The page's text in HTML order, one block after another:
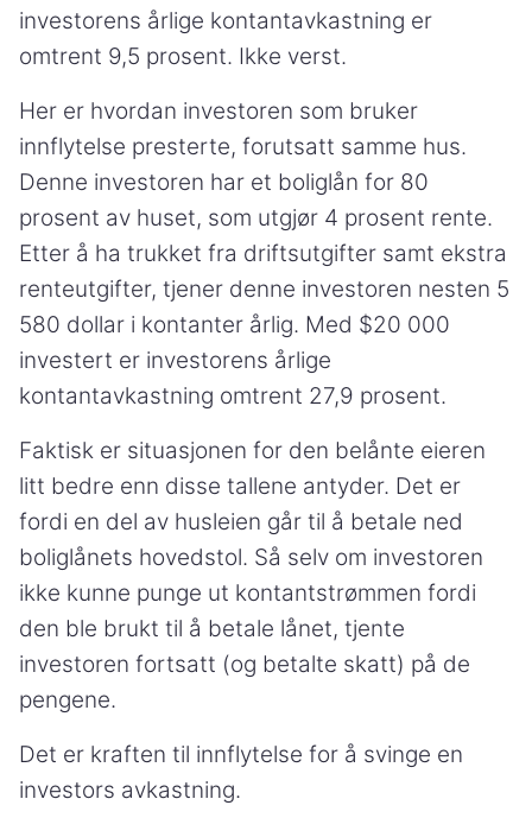
investorens årlige kontantavkastning er
omtrent 9,5 prosent. Ikke verst.
Her er hvordan investoren som bruker
innflytelse presterte, forutsatt samme hus.
Denne investoren har et boliglån for 80
prosent av huset, som utgjør 4 prosent rente.
Etter å ha trukket fra driftsutgifter samt ekstra
renteutgifter, tjener denne investoren nesten 5
580 dollar i kontanter årlig. Med $20 000
investert er investorens årlige
kontantavkastning omtrent 27,9 prosent.
Faktisk er situasjonen for den belånte eieren
litt bedre enn disse tallene antyder. Det er
fordi en del av husleien går til å betale ned
boliglånets hovedstol. Så selv om investoren
ikke kunne punge ut kontantstrømmen fordi
den ble brukt til å betale lånet, tjente
investoren fortsatt (og betalte skatt) på de
pengene.
Det er kraften til innflytelse for å svinge en
investors avkastning.